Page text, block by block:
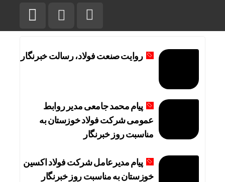
روایت صنعت فولاد،‌ رسالت خبرنگار
پیام محمد جامعی مدیر روابط
عمومی شرکت فولاد خوزستان به
مناسبت روز خبرنگار
پیام مدیرعامل شرکت فولاد اکسین
خوزستان به مناسبت روز خبرنگار